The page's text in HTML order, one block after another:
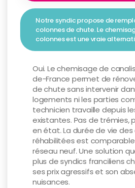
Notre syndic propose de
colonnes de chute. Le
colonnes est une vraie
Oui. Le chemisage de
de-France permet de
de chute sans intervenir
logements ni les parties
technicien travaille depuis
existantes. Pas de trémies,
en état. La durée de vie
réhabilitées est
réseau neuf. Une solution
plus de syndics franciliens
ses prix agressifs et son
nuisances.